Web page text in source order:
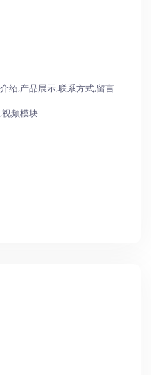
绍,产品展示,联系方式,留言
视频模块